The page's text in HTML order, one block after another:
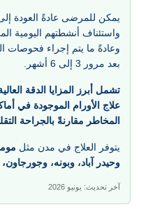
يمكن للمرضى عادةً العودة
واستئناف أنشطتهم اليومية
بعد مرور 3 إلى 6 أشهر.
تشمل أبرز المزايا الدقة
علاج الأورام الموجودة في
المخاطر مقارنةً بالجراحة
يتوفر العلاج في مدن مثل
وحيدر آباد، وبونه، وجورجاون،
آخر تحديث: يونيو 2026